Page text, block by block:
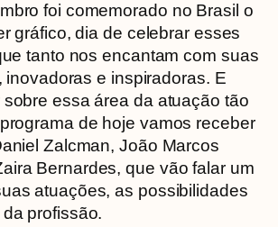
foi comemorado no Brasil o
gráfico, dia de celebrar esses
tanto nos encantam com suas
inovadoras e inspiradoras. E
essa área da atuação tão
de hoje vamos receber
Zalcman, João Marcos
Bernardes, que vão falar um
atuações, as possibilidades
profissão.